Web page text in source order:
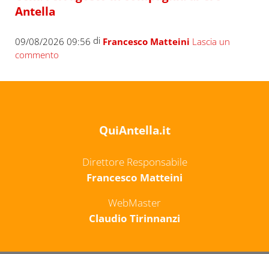
Antella
09/08/2026 09:56 di Francesco Matteini Lascia un
commento
QuiAntella.it
Direttore Responsabile
Francesco Matteini
WebMaster
Claudio Tirinnanzi